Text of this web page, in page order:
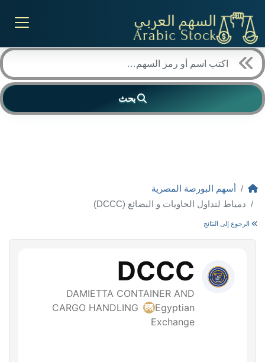
بحث
أسهم البورصة المصرية
دمياط لتداول الحاويات و البضائع (DCCC)
الرجوع إلى النتائج